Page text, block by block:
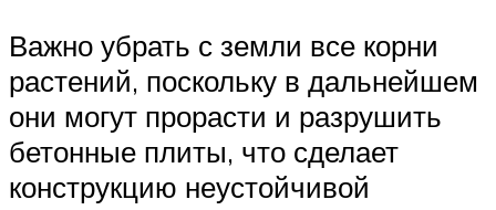
Важно убрать с земли все корни
растений, поскольку в дальнейшем
они могут прорасти и разрушить
бетонные плиты, что сделает
конструкцию неустойчивой